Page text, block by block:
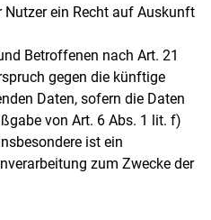
Nutzer ein Recht auf Auskunft
Betroffenen nach Art. 21
gegen die künftige
Daten, sofern die Daten
von Art. 6 Abs. 1 lit. f)
ist ein
zum Zwecke der